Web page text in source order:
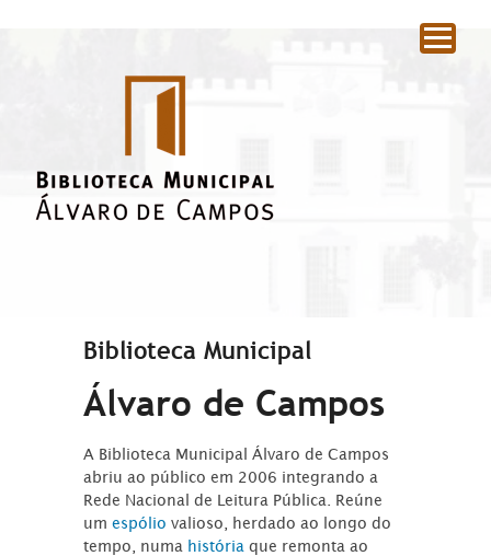
Biblioteca Municipal
Álvaro de Campos
A Biblioteca Municipal Álvaro de Campos
abriu ao público em 2006 integrando a
Rede Nacional de Leitura Pública. Reúne
umespóliovalioso, herdado ao longo do
tempo, numa história que remonta ao